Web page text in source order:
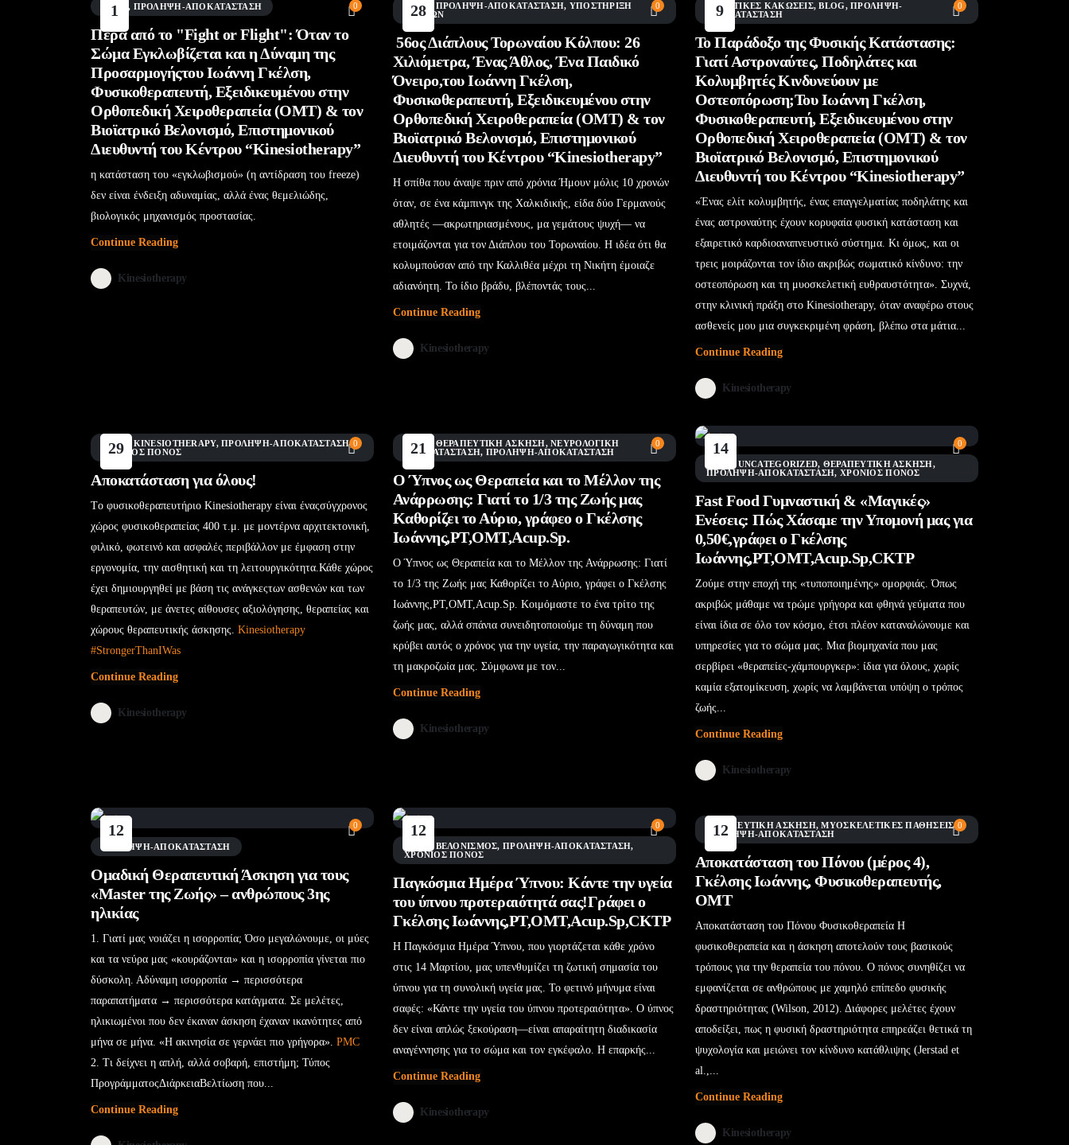
1 0
BLOG , ΠΡΌΛΗΨΗ-ΑΠΟΚΑΤΆΣΤΑΣΗ
Πέρα από το "Fight or Flight": Όταν το
Σώμα Εγκλωβίζεται και η Δύναμη της
Προσαρμογήςτου Ιωάννη Γκέλση,
Φυσικοθεραπευτή, Εξειδικευμένου στην
Ορθοπεδική Χειροθεραπεία (OMT) & τον
Βιοϊατρικό Βελονισμό, Επιστημονικού
Διευθυντή του Κέντρου “Kinesiotherapy”
η κατάσταση του «εγκλωβισμού» (η αντίδραση του freeze)
δεν είναι ένδειξη αδυναμίας, αλλά ένας θεμελιώδης,
βιολογικός μηχανισμός προστασίας.
Continue Reading
Kinesiotherapy
28 0
BLOG ΠΡΌΛΗΨΗ-ΑΠΟΚΑΤΆΣΤΑΣΗ, ΥΠΟΣΤΉΡΙΞΗ
ΑΓΏΝΩΝ
56ος Διάπλους Τορωναίου Κόλπου: 26
Χιλιόμετρα, Ένας Άθλος, Ένα Παιδικό
Όνειρο,του Ιωάννη Γκέλση,
Φυσικοθεραπευτή, Εξειδικευμένου στην
Ορθοπεδική Χειροθεραπεία (OMT) & τον
Βιοϊατρικό Βελονισμό, Επιστημονικού
Διευθυντή του Κέντρου “Kinesiotherapy”
Η σπίθα που άναψε πριν από χρόνια Ήμουν μόλις 10 χρονών
όταν, σε ένα κάμπινγκ της Χαλκιδικής, είδα δύο Γερμανούς
αθλητές —ακρωτηριασμένους, μα γεμάτους ψυχή— να
ετοιμάζονται για τον Διάπλου του Τορωναίου. Η ιδέα ότι θα
κολυμπούσαν από την Καλλιθέα μέχρι τη Νικήτη έμοιαζε
αδιανόητη. Το ίδιο βράδυ, βλέποντάς τους...
Continue Reading
Kinesiotherapy
9 0
AΘΛΗΤΙΚΈΣ ΚΑΚΏΣΕΙΣ,BLOG,ΠΡΌΛΗΨΗ-
ΑΠΟΚΑΤΆΣΤΑΣΗ
Το Παράδοξο της Φυσικής Κατάστασης:
Γιατί Αστροναύτες, Ποδηλάτες και
Κολυμβητές Κινδυνεύουν με
Οστεοπόρωση;Του Ιωάννη Γκέλση,
Φυσικοθεραπευτή, Εξειδικευμένου στην
Ορθοπεδική Χειροθεραπεία (OMT) & τον
Βιοϊατρικό Βελονισμό, Επιστημονικού
Διευθυντή του Κέντρου “Kinesiotherapy”
«Ένας ελίτ κολυμβητής, ένας επαγγελματίας ποδηλάτης και
ένας αστροναύτης έχουν κορυφαία φυσική κατάσταση και
εξαιρετικό καρδιοαναπνευστικό σύστημα. Κι όμως, και οι
τρεις μοιράζονται τον ίδιο ακριβώς σωματικό κίνδυνο: την
οστεοπόρωση και τη μυοσκελετική ευθραυστότητα». Συχνά,
στην κλινική πράξη στο Kinesiotherapy, όταν αναφέρω στους
ασθενείς μου μια συγκεκριμένη φράση, βλέπω στα μάτια...
Continue Reading
Kinesiotherapy
29 0
BLOG KINESIOTHERAPY,ΠΡΌΛΗΨΗ-ΑΠΟΚΑΤΆΣΤΑΣΗ,
ΧΡΌΝΙΟΣ ΠΌΝΟΣ
Αποκατάσταση για όλους!
Τo φυσικοθεραπευτήριο Kinesiotherapy είναι έναςσύγχρονος
χώρος φυσικοθεραπείας 400 τ.μ. με μοντέρνα αρχιτεκτονική,
φιλικό, φωτεινό και ασφαλές περιβάλλον με έμφαση στην
εργονομία, την αισθητική και τη λειτουργικότητα.Κάθε χώρος
έχει δημιουργηθεί με βάση τις ανάγκεςτων ασθενών και των
θεραπευτών, με άνετες αίθουσες αξιολόγησης, θεραπείας και
χώρους θεραπευτικής άσκησης. Kinesiotherapy
#StrongerThanIWas
Continue Reading
Kinesiotherapy
21 0
BLOG ΘΕΡΑΠΕΥΤΙΚΉ ΆΣΚΗΣΗ,ΝΕΥΡΟΛΟΓΙΚΉ
ΑΠΟΚΑΤΆΣΤΑΣΗ, ΠΡΌΛΗΨΗ-ΑΠΟΚΑΤΆΣΤΑΣΗ
Ο Ύπνος ως Θεραπεία και το Μέλλον της
Ανάρρωσης: Γιατί το 1/3 της Ζωής μας
Καθορίζει το Αύριο, γράφεο ο Γκέλσης
Ιωάννης,PT,OMT,Acup.Sp.
Ο Ύπνος ως Θεραπεία και το Μέλλον της Ανάρρωσης: Γιατί
το 1/3 της Ζωής μας Καθορίζει το Αύριο, γράφει ο Γκέλσης
Ιωάννης,PT,OMT,Acup.Sp. Κοιμόμαστε το ένα τρίτο της
ζωής μας, αλλά σπάνια συνειδητοποιούμε τη δύναμη που
κρύβει αυτός ο χρόνος για την υγεία, την παραγωγικότητα και
τη μακροζωία μας. Σύμφωνα με τον...
Continue Reading
Kinesiotherapy
14 0
UNCATEGORIZED, ΘΕΡΑΠΕΥΤΙΚΉ ΆΣΚΗΣΗ,
ΠΡΌΛΗΨΗ-ΑΠΟΚΑΤΆΣΤΑΣΗ,ΧΡΌΝΙΟΣ ΠΌΝΟΣ
Fast Food Γυμναστική & «Μαγικές»
Ενέσεις: Πώς Χάσαμε την Υπομονή μας για
0,50€,γράφει ο Γκέλσης
Ιωάννης,PT,OMT,Acup.Sp,CKTP
Ζούμε στην εποχή της «τυποποιημένης» ομορφιάς. Όπως
ακριβώς μάθαμε να τρώμε γρήγορα και φθηνά γεύματα που
είναι ίδια σε όλο τον κόσμο, έτσι πλέον καταναλώνουμε και
υπηρεσίες για το σώμα μας. Μια βιομηχανία που μας
σερβίρει «θεραπείες-χάμπουργκερ»: ίδια για όλους, χωρίς
καμία εξατομίκευση, χωρίς να λαμβάνεται υπόψη ο τρόπος
ζωής...
Continue Reading
Kinesiotherapy
12 0
ΠΡΌΛΗΨΗ-ΑΠΟΚΑΤΆΣΤΑΣΗ
Ομαδική Θεραπευτική Άσκηση για τους
«Master της Ζωής» – ανθρώπους 3ης
ηλικίας
1. Γιατί μας νοιάζει η ισορροπία; Όσο μεγαλώνουμε, οι μύες
και τα νεύρα μας «κουράζονται» και η ισορροπία γίνεται πιο
δύσκολη. Αδύναμη ισορροπία → περισσότερα
παραπατήματα → περισσότερα κατάγματα. Σε μελέτες,
ηλικιωμένοι που δεν έκαναν άσκηση έχαναν ικανότητες από
μήνα σε μήνα. «Η ακινησία σε γερνάει πιο γρήγορα». PMC
2. Τι δείχνει η απλή, αλλά σοβαρή, επιστήμη; Τύπος
ΠρογράμματοςΔιάρκειαΒελτίωση που...
Continue Reading
12 0
ΒΕΛΟΝΙΣΜΌΣ, ΠΡΌΛΗΨΗ-ΑΠΟΚΑΤΆΣΤΑΣΗ,
ΧΡΌΝΙΟΣ ΠΌΝΟΣ
Παγκόσμια Ημέρα Ύπνου: Κάντε την υγεία
του ύπνου προτεραιότητά σας!Γράφει ο
Γκέλσης Ιωάννης,PT,OMT,Acup.Sp,CKTP
Η Παγκόσμια Ημέρα Ύπνου, που γιορτάζεται κάθε χρόνο
στις 14 Μαρτίου, μας υπενθυμίζει τη ζωτική σημασία του
ύπνου για τη συνολική υγεία μας. Το φετινό μήνυμα είναι
σαφές: «Κάντε την υγεία του ύπνου προτεραιότητα». Ο ύπνος
δεν είναι απλώς ξεκούραση—είναι απαραίτητη διαδικασία
αναγέννησης για το σώμα και τον εγκέφαλο. Η επαρκής...
Continue Reading
Kinesiotherapy
12 0
ΘΕΡΑΠΕΥΤΙΚΉ ΆΣΚΗΣΗ,ΜΥΟΣΚΕΛΕΤΙΚΈΣ ΠΑΘΉΣΕΙΣ,
ΠΡΌΛΗΨΗ-ΑΠΟΚΑΤΆΣΤΑΣΗ
Αποκατάσταση του Πόνου (μέρος 4),
Γκέλσης Ιωάννης, Φυσικοθεραπευτής,
ΟΜΤ
Αποκατάσταση του Πόνου Φυσικοθεραπεία Η
φυσικοθεραπεία και η άσκηση αποτελούν τους βασικούς
τρόπους για την θεραπεία του πόνου. Ο πόνος συνηθίζει να
εμφανίζεται σε ανθρώπους με χαμηλό επίπεδο φυσικής
δραστηριότητας (Wilson, 2012). Διάφορες μελέτες έχουν
αποδείξει, πως η φυσική δραστηριότητα επηρεάζει θετικά τη
ψυχολογία και μειώνει τον κίνδυνο κατάθλιψης (Jerstad et
al.,...
Continue Reading
Kinesiotherapy